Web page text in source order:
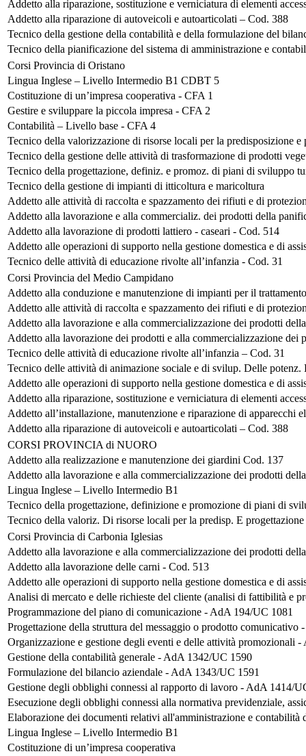
Addetto alla riparazione, sostituzione e verniciatura di elementi
Addetto alla riparazione di autoveicoli e autoarticolati – Cod. 388
Tecnico della gestione della contabilità e della formulazione del
Tecnico della pianificazione del sistema di amministrazione e
Corsi Provincia di Oristano
Lingua Inglese – Livello Intermedio B1 CDBT 5
Costituzione di un’impresa cooperativa - CFA 1
Gestire e sviluppare la piccola impresa - CFA 2
Contabilità – Livello base - CFA 4
Tecnico della valorizzazione di risorse locali per la predisposizione
Tecnico della gestione delle attività di trasformazione di prodotti
Tecnico della progettazione, definiz. e promoz. di piani di sviluppo
Tecnico della gestione di impianti di itticoltura e maricoltura
Addetto alle attività di raccolta e spazzamento dei rifiuti e di
Addetto alla lavorazione e alla commercializ. dei prodotti della
Addetto alla lavorazione di prodotti lattiero - caseari - Cod. 514
Addetto alle operazioni di supporto nella gestione domestica e di
Tecnico delle attività di educazione rivolte all’infanzia - Cod. 31
Corsi Provincia del Medio Campidano
Addetto alla conduzione e manutenzione di impianti per il
Addetto alle attività di raccolta e spazzamento dei rifiuti e di
Addetto alla lavorazione e alla commercializzazione dei prodotti
Addetto alla lavorazione dei prodotti e alla commercializzazione dei
Tecnico delle attività di educazione rivolte all’infanzia – Cod. 31
Tecnico delle attività di animazione sociale e di svilup. Delle
Addetto alle operazioni di supporto nella gestione domestica e di
Addetto alla riparazione, sostituzione e verniciatura di elementi
Addetto all’installazione, manutenzione e riparazione di
Addetto alla riparazione di autoveicoli e autoarticolati – Cod. 388
CORSI PROVINCIA di NUORO
Addetto alla realizzazione e manutenzione dei giardini Cod. 137
Addetto alla lavorazione e alla commercializzazione dei prodotti
Lingua Inglese – Livello Intermedio B1
Tecnico della progettazione, definizione e promozione di piani di
Tecnico della valoriz. Di risorse locali per la predisp. E
Corsi Provincia di Carbonia Iglesias
Addetto alla lavorazione e alla commercializzazione dei prodotti
Addetto alla lavorazione delle carni - Cod. 513
Addetto alle operazioni di supporto nella gestione domestica e di
Analisi di mercato e delle richieste del cliente (analisi di fattibilità e
Programmazione del piano di comunicazione - AdA 194/UC 1081
Progettazione della struttura del messaggio o prodotto comunicativo
Organizzazione e gestione degli eventi e delle attività promozionali
Gestione della contabilità generale - AdA 1342/UC 1590
Formulazione del bilancio aziendale - AdA 1343/UC 1591
Gestione degli obblighi connessi al rapporto di lavoro - AdA 1414/
Esecuzione degli obblighi connessi alla normativa previdenziale,
Elaborazione dei documenti relativi all'amministrazione e
Lingua Inglese – Livello Intermedio B1
Costituzione di un’impresa cooperativa